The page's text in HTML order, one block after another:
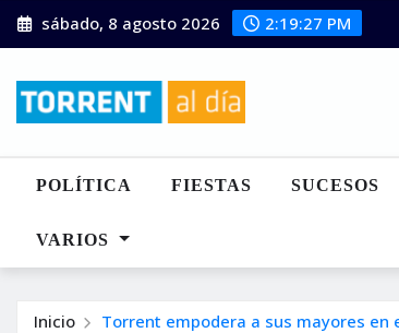
Saltar
al
sábado, 8 agosto 2026 2:19:29 PM
POLÍTICA FIESTAS SUCESOS
VARIOS
Inicio Torrent empodera a sus mayores en